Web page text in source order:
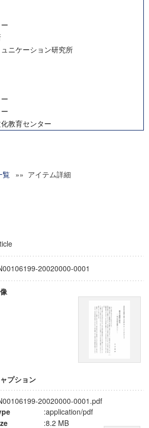
ニケーション研究所
教育センター
チインスティテュート
研究成果報告書
ディングプログラム「超成熟社会発展のサ
覧 »» アイテム詳細
20020000-0001
プション
20020000-0001.pdf
:application/pdf
:8.2 MB